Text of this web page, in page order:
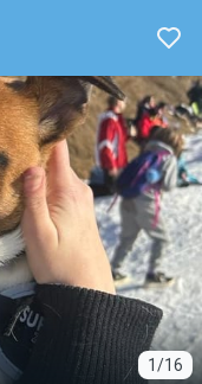
1/16